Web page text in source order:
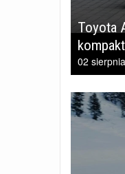
Toyota
02